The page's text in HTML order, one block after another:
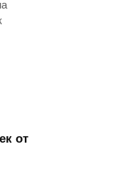
от